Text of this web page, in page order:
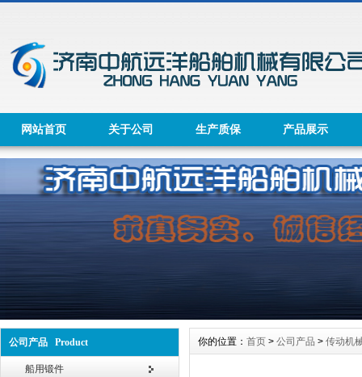
网站首页 关于公司 生产质保 产品展示
公司产品 Product
船用锻件
你的位置： 首页 > 公司产品 > 传动机